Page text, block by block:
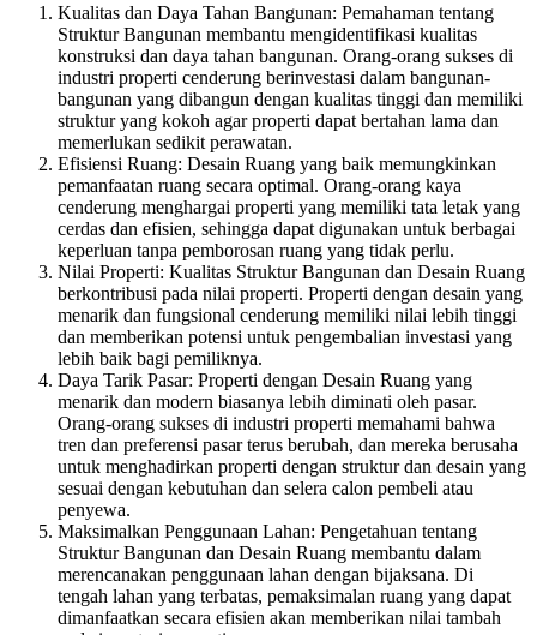
Kualitas dan Daya Tahan Bangunan: Pemahaman tentang
Struktur Bangunan membantu mengidentifikasi kualitas
konstruksi dan daya tahan bangunan. Orang-orang sukses di
industri properti cenderung berinvestasi dalam bangunan-
bangunan yang dibangun dengan kualitas tinggi dan memiliki
struktur yang kokoh agar properti dapat bertahan lama dan
memerlukan sedikit perawatan.
Efisiensi Ruang: Desain Ruang yang baik memungkinkan
pemanfaatan ruang secara optimal. Orang-orang kaya
cenderung menghargai properti yang memiliki tata letak yang
cerdas dan efisien, sehingga dapat digunakan untuk berbagai
keperluan tanpa pemborosan ruang yang tidak perlu.
Nilai Properti: Kualitas Struktur Bangunan dan Desain Ruang
berkontribusi pada nilai properti. Properti dengan desain yang
menarik dan fungsional cenderung memiliki nilai lebih tinggi
dan memberikan potensi untuk pengembalian investasi yang
lebih baik bagi pemiliknya.
Daya Tarik Pasar: Properti dengan Desain Ruang yang
menarik dan modern biasanya lebih diminati oleh pasar.
Orang-orang sukses di industri properti memahami bahwa
tren dan preferensi pasar terus berubah, dan mereka berusaha
untuk menghadirkan properti dengan struktur dan desain yang
sesuai dengan kebutuhan dan selera calon pembeli atau
penyewa.
Maksimalkan Penggunaan Lahan: Pengetahuan tentang
Struktur Bangunan dan Desain Ruang membantu dalam
merencanakan penggunaan lahan dengan bijaksana. Di
tengah lahan yang terbatas, pemaksimalan ruang yang dapat
dimanfaatkan secara efisien akan memberikan nilai tambah